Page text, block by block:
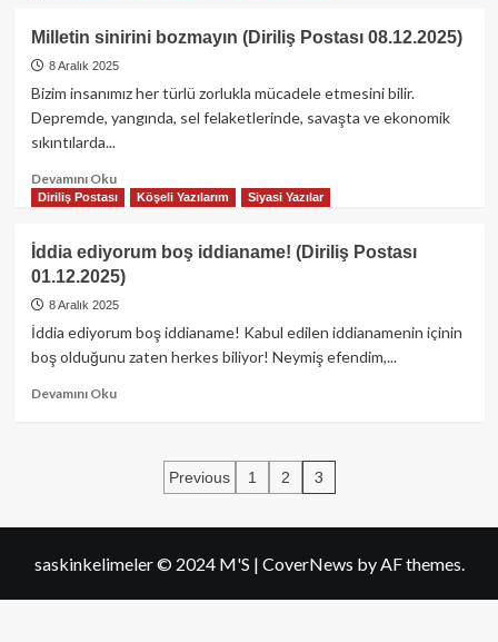
Milletin sinirini bozmayın (Diriliş Postası 08.12.2025)
8 Aralık 2025
Bizim insanımız her türlü zorlukla mücadele etmesini bilir.
Depremde, yangında, sel felaketlerinde, savaşta ve ekonomik
sıkıntılarda...
Devamını OkuRead
more
sinirini
bozmayın
(Diriliş
Postası
08.12.2025)
Diriliş Postası Köşeli Yazılarım Siyasi Yazılar
İddia ediyorum boş iddianame! (Diriliş Postası
01.12.2025)
8 Aralık 2025
İddia ediyorum boş iddianame! Kabul edilen iddianamenin içinin
boş olduğunu zaten herkes biliyor! ​Neymiş efendim,...
Devamını OkuRead
ediyorum
Postası
Yazı
Previous 1 2 3
saskinkelimeler © 2024 M'S | CoverNews by AF themes.